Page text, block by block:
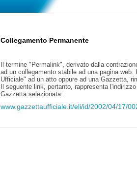
Collegamento Permanente
Il termine "Permalink", derivato dalla
ad un collegamento stabile ad una pagina
Ufficiale" ad un atto oppure ad una Gazzetta,
Il seguente link, pertanto, rappresenta
Gazzetta selezionata:
www.gazzettaufficiale.it/eli/id/2002/04/17/